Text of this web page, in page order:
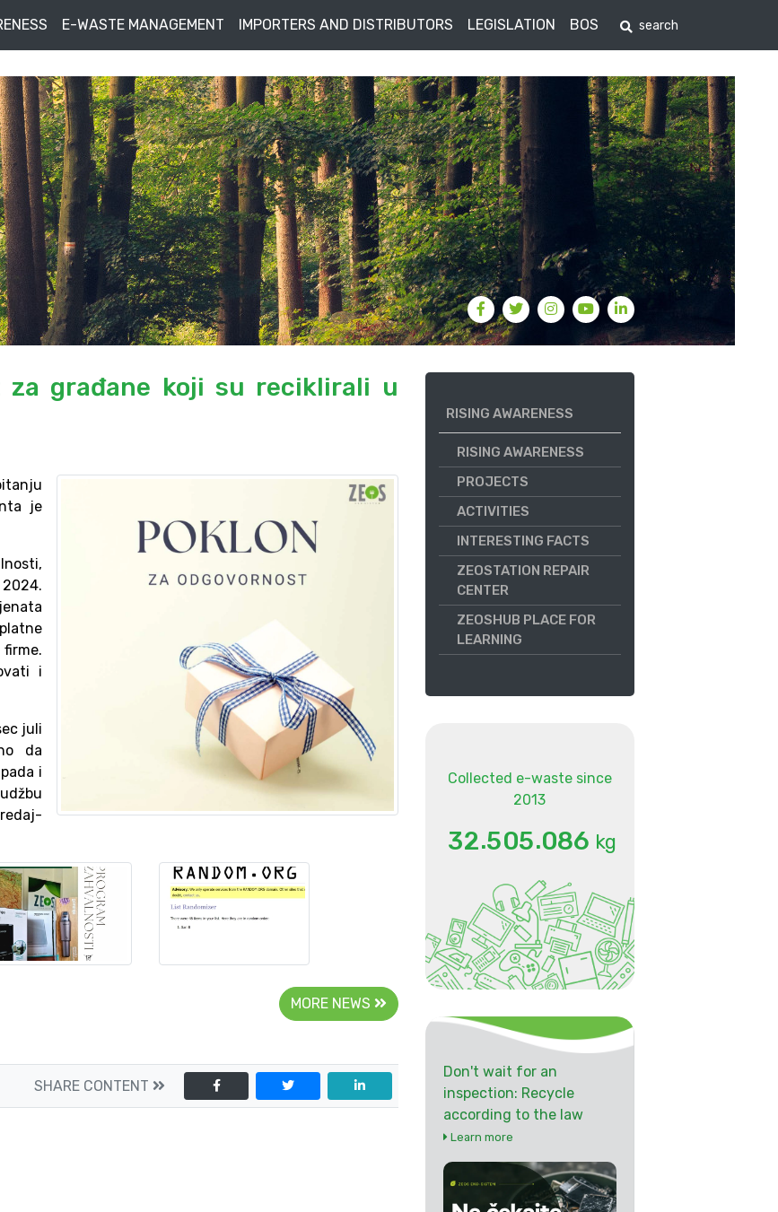
E-WASTE MANAGEMENT IMPORTERS AND DISTRIBUTORS LEGISLATION BOS
za građane koji su reciklirali u
je
i
juli
da
i
MORE NEWS
SHARE CONTENT
RISING AWARENESS
RISING AWARENESS
PROJECTS
ACTIVITIES
INTERESTING FACTS
ZEOSTATION REPAIR
CENTER
ZEOSHUB PLACE FOR
LEARNING
Collected e-waste since
2013
32.505.086 kg
Don't wait for an
inspection: Recycle
according to the law
Learn more